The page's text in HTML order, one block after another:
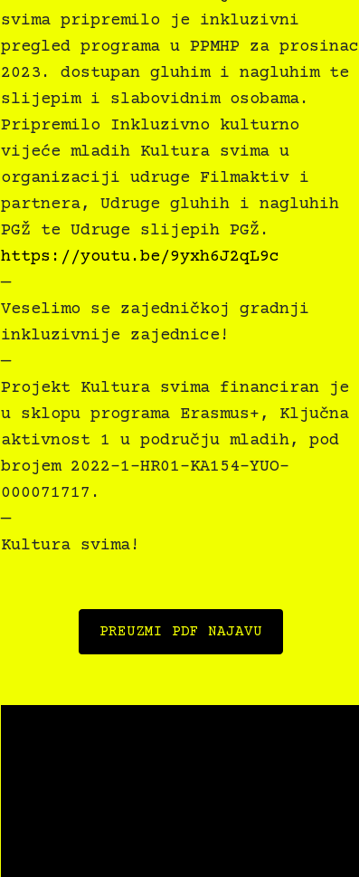
svima pripremilo je inkluzivni
pregled programa u PPMHP za prosinac
2023. dostupan gluhim i nagluhim te
slijepim i slabovidnim osobama.
Pripremilo Inkluzivno kulturno
vijeće mladih Kultura svima u
organizaciji udruge Filmaktiv i
partnera, Udruge gluhih i nagluhih
PGŽ te Udruge slijepih PGŽ.
https://youtu.be/9yxh6J2qL9c
—
Veselimo se zajedničkoj gradnji
inkluzivnije zajednice!
—
Projekt Kultura svima financiran je
u sklopu programa Erasmus+, Ključna
aktivnost 1 u području mladih, pod
brojem 2022-1-HR01-KA154-YUO-
000071717.
—
Kultura svima!
PREUZMI PDF NAJAVU